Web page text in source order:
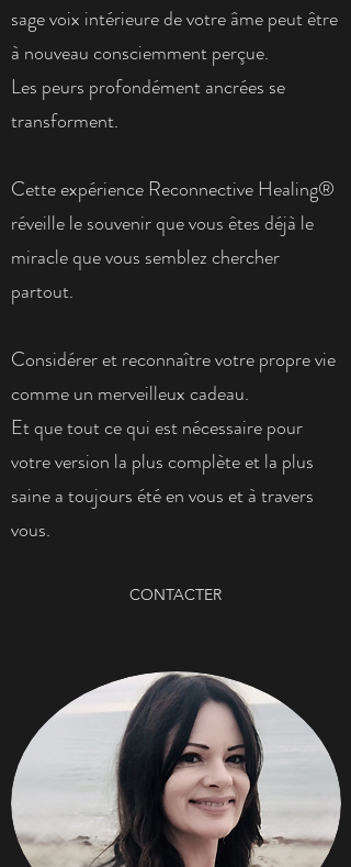
sage voix intérieure de votre âme peut être
à nouveau consciemment perçue.
Les peurs profondément ancrées se
transforment.
Cette expérience Reconnective Healing®
réveille le souvenir que vous êtes déjà le
miracle que vous semblez chercher
partout.
Considérer et reconnaître votre propre vie
comme un merveilleux cadeau.
Et que tout ce qui est nécessaire pour
votre version la plus complète et la plus
saine a toujours été en vous et à travers
vous.
CONTACTER